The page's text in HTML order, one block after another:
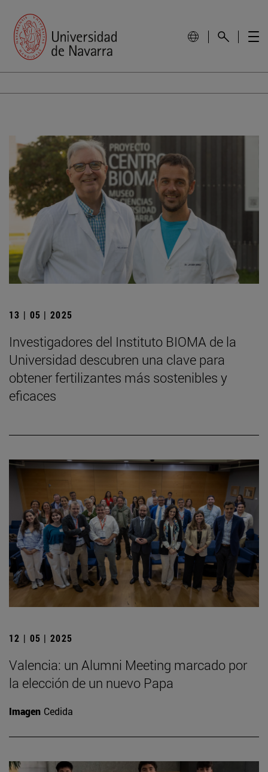
13 | 05 | 2025
Investigadores del Instituto BIOMA de la
Universidad descubren una clave para
obtener fertilizantes más sostenibles y
eficaces
12 | 05 | 2025
Valencia: un Alumni Meeting marcado por
la elección de un nuevo Papa
Imagen Cedida